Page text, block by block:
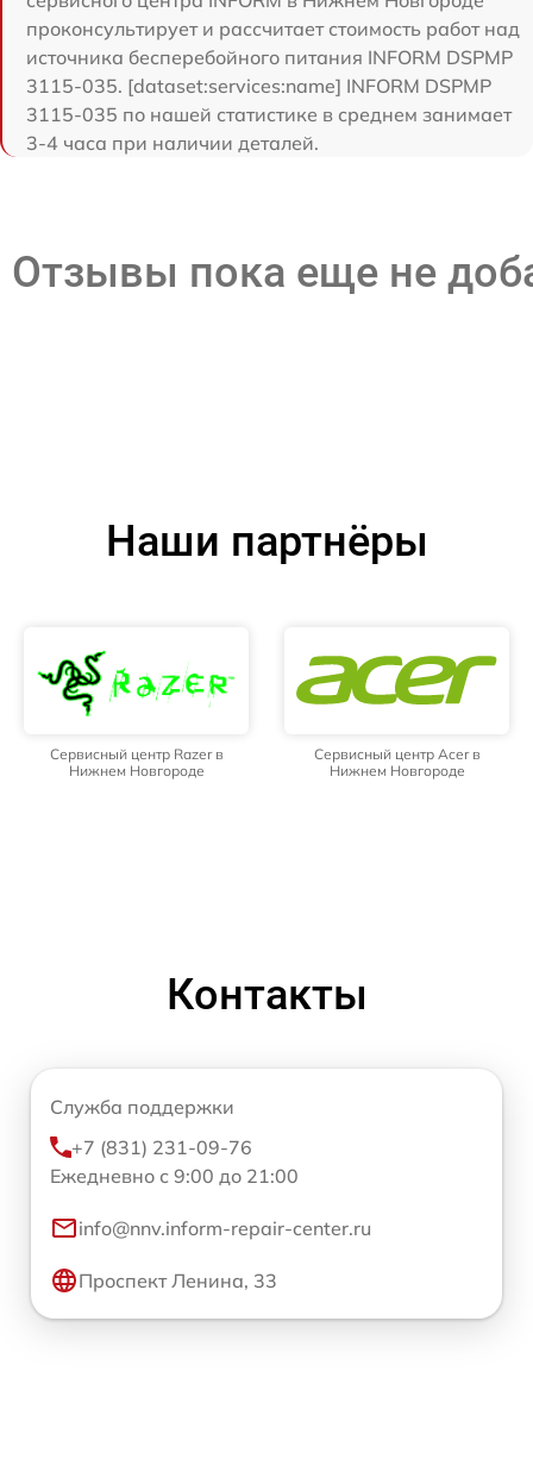
проконсультирует и рассчитает стоимость работ над
источника бесперебойного питания INFORM DSPMP
3115-035. [dataset:services:name] INFORM DSPMP
3115-035 по нашей статистике в среднем занимает
3-4 часа при наличии деталей.
Отзывы пока еще не
Наши партнёры
Сервисный центр Razer в
Нижнем Новгороде
Сервисный центр Acer в
Нижнем Новгороде
Контакты
Служба поддержки
+7 (831) 231-09-76
Ежедневно с 9:00 до 21:00
info@nnv.inform-repair-center.ru
Проспект Ленина, 33